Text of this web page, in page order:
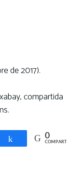
de 2017).
compartida
Compartir
0
COMPARTIR